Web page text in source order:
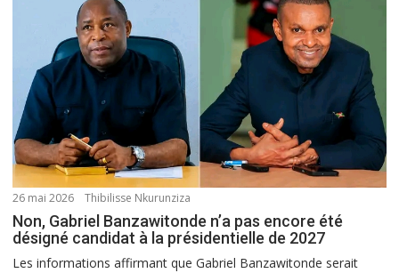
26 mai 2026 Thibilisse Nkurunziza
Non, Gabriel Banzawitonde n’a pas encore été
désigné candidat à la présidentielle de 2027
Les informations affirmant que Gabriel Banzawitonde serait